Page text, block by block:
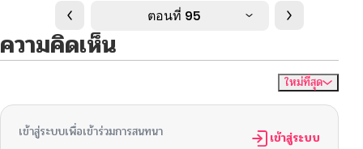
ตอนที่ 95
ความคิดเห็น
ใหม่ที่สุด
เข้าสู่ระบบเพื่อเข้าร่วมการสนทนา เข้าสู่ระบบ